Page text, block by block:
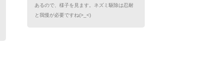
あるので、様子を見ます。ネズミ駆除は忍耐
と我慢が必要ですね(>_<)